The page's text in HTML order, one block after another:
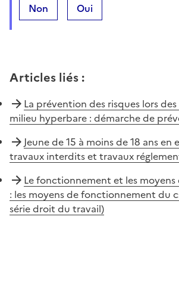
Non Oui
Articles liés :
La prévention des risques lors
milieu hyperbare : démarche de
Jeune de 15 à moins de 18 ans en
travaux interdits et travaux
Le fonctionnement et les moyens
: les moyens de fonctionnement du
série droit du travail)